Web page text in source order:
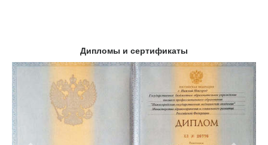
Дипломы и сертификаты